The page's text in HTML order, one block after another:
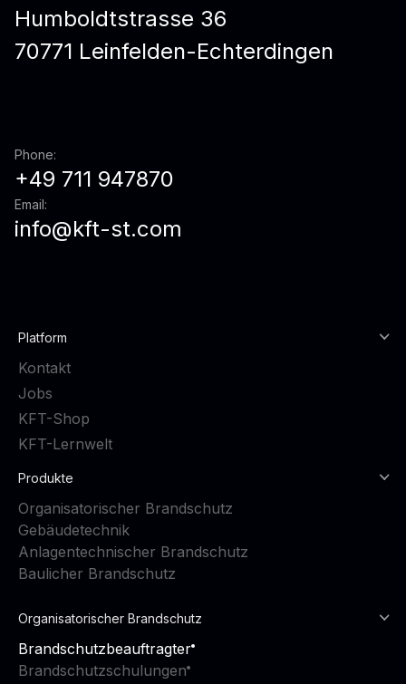
Humboldtstrasse 36
70771 Leinfelden-Echterdingen
Phone:
+49 711 947870
Email:
info@kft-st.com
Platform
Kontakt
Jobs
KFT-Shop
KFT-Lernwelt
Produkte
Organisatorischer Brandschutz
Gebäudetechnik
Anlagentechnischer Brandschutz
Baulicher Brandschutz
Organisatorischer Brandschutz
Brandschutzbeauftragter
Brandschutzschulungen